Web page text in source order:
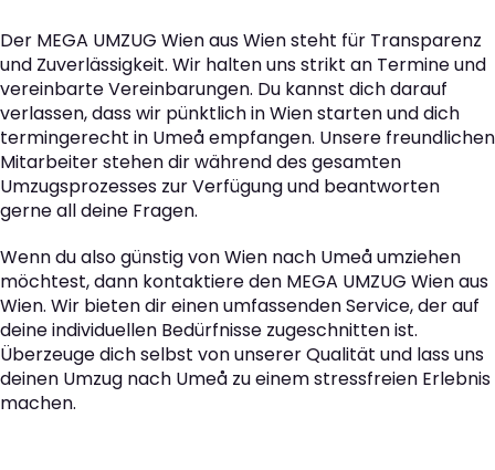
Der MEGA UMZUG Wien aus Wien steht für Transparenz
und Zuverlässigkeit. Wir halten uns strikt an Termine und
vereinbarte Vereinbarungen. Du kannst dich darauf
verlassen, dass wir pünktlich in Wien starten und dich
termingerecht in Umeå empfangen. Unsere freundlichen
Mitarbeiter stehen dir während des gesamten
Umzugsprozesses zur Verfügung und beantworten
gerne all deine Fragen.
Wenn du also günstig von Wien nach Umeå umziehen
möchtest, dann kontaktiere den MEGA UMZUG Wien aus
Wien. Wir bieten dir einen umfassenden Service, der auf
deine individuellen Bedürfnisse zugeschnitten ist.
Überzeuge dich selbst von unserer Qualität und lass uns
deinen Umzug nach Umeå zu einem stressfreien Erlebnis
machen.